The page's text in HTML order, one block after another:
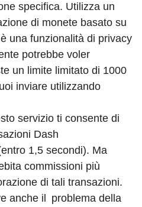
specifica. Utilizza un
di monete basato su
una funzionalità di privacy
potrebbe voler
un limite limitato di 1000
inviare utilizzando
servizio ti consente di
Dash
1,5 secondi). Ma
commissioni più
di tali transazioni.
anche il problema della